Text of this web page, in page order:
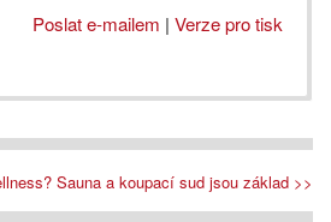
Poslat e-mailem | Verze pro tisk
Sauna a koupací sud jsou základ >>